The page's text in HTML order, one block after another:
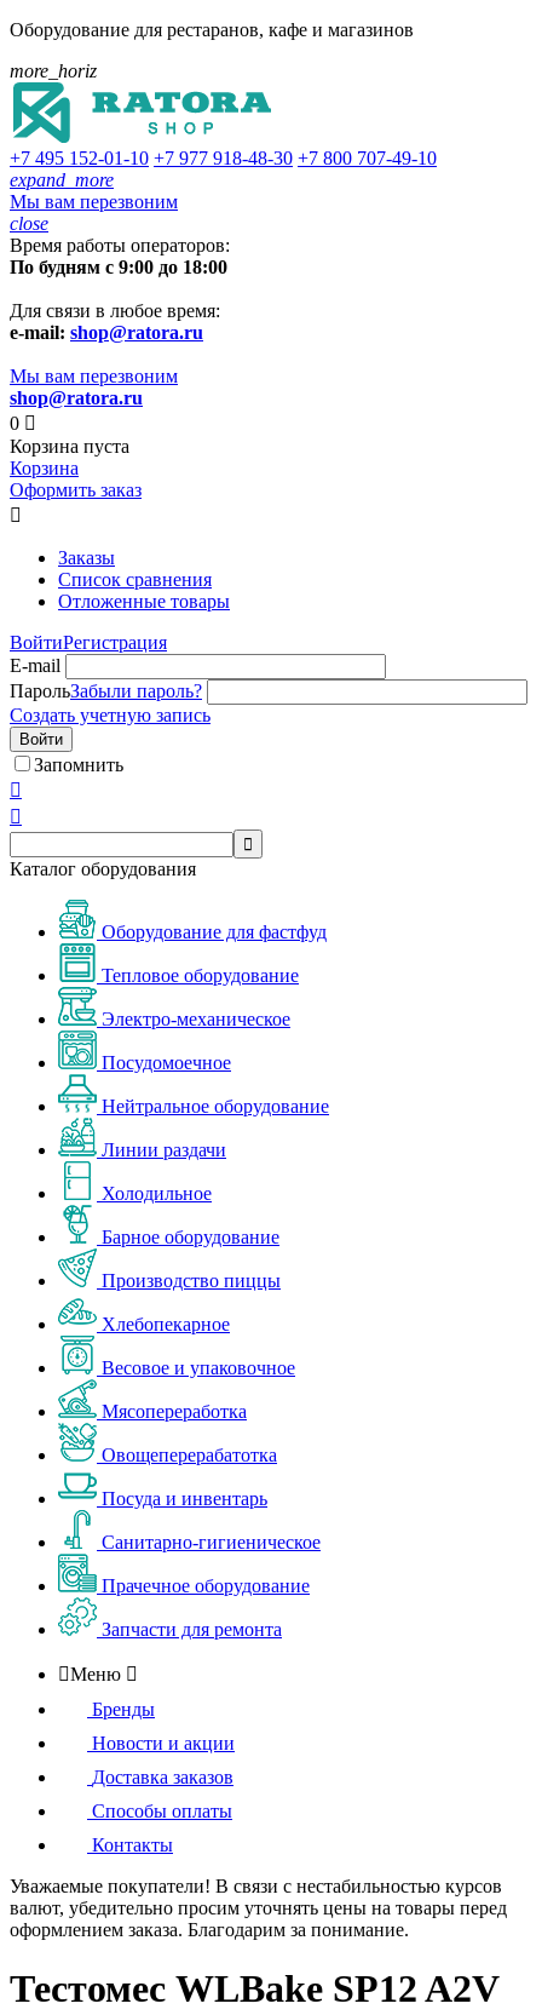
Оборудование для рестаранов, кафе и магазинов
more_horiz
+7 495 152-01-10 +7 977 918-48-30 +7 800 707-49-10
expand_more
Мы вам перезвоним
close
Время работы операторов:
По будням с 9:00 до 18:00
Для связи в любое время:
e-mail: shop@ratora.ru
Мы вам перезвоним
shop@ratora.ru
0 
Корзина пуста
Корзина
Оформить заказ

Заказы
Список сравнения
Отложенные товары
ВойтиРегистрация
E-mail
ПарольЗабыли пароль?
Создать учетную запись
Войти
Запомнить



Каталог оборудования
Оборудование для фастфуд
Тепловое оборудование
Электро-механическое
Посудомоечное
Нейтральное оборудование
Линии раздачи
Холодильное
Барное оборудование
Производство пиццы
Хлебопекарное
Весовое и упаковочное
Мясопереработка
Овощеперерабатотка
Посуда и инвентарь
Санитарно-гигиеническое
Прачечное оборудование
Запчасти для ремонта
Меню 
Бренды
Новости и акции
Доставка заказов
Способы оплаты
Контакты
Уважаемые покупатели! В связи с нестабильностью курсов
валют, убедительно просим уточнять цены на товары перед
оформлением заказа. Благодарим за понимание.
Тестомес WLBake SP12 A2V